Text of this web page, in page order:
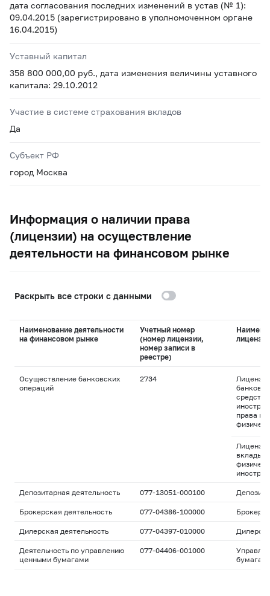
дата согласования последних изменений в устав (№ 1):
09.04.2015 (зарегистрировано в уполномоченном органе
16.04.2015)
Уставный капитал
358 800 000,00 руб., дата изменения величины уставного
капитала: 29.10.2012
Участие в системе страхования вкладов
Да
Субъект РФ
город Москва
Информация о наличии права
(лицензии) на осуществление
деятельности на финансовом рынке
Раскрыть все строки с данными
Наименование деятельности
на финансовом рынке
Учетный номер
(номер лицензии,
номер записи в
реестре)
лицензии
Осуществление банковских
операций
2734
права
вклады
Депозитарная деятельность 077-13051-000100
Брокерская деятельность 077-04386-100000
Дилерская деятельность 077-04397-010000
Деятельность по управлению
ценными бумагами
077-04406-001000